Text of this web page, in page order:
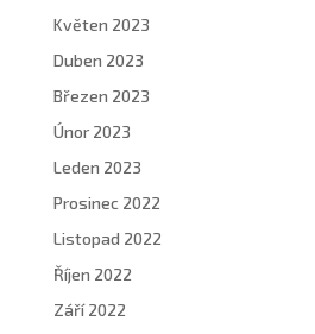
Květen 2023
Duben 2023
Březen 2023
Únor 2023
Leden 2023
Prosinec 2022
Listopad 2022
Říjen 2022
Září 2022